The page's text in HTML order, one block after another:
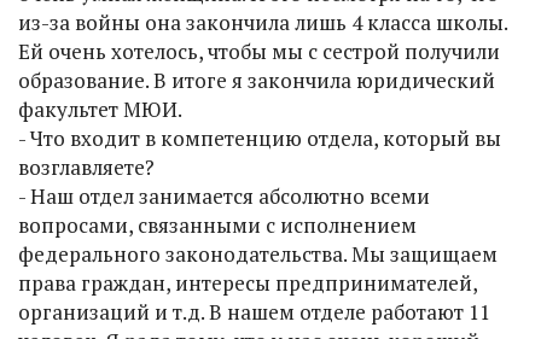
из-за войны она закончила лишь 4 класса школы.
Ей очень хотелось, чтобы мы с сестрой получили
образование. В итоге я закончила юридический
факультет МЮИ.
- Что входит в компетенцию отдела, который вы
возглавляете?
- Наш отдел занимается абсолютно всеми
вопросами, связанными с исполнением
федерального законодательства. Мы защищаем
права граждан, интересы предпринимателей,
организаций и т.д. В нашем отделе работают 11